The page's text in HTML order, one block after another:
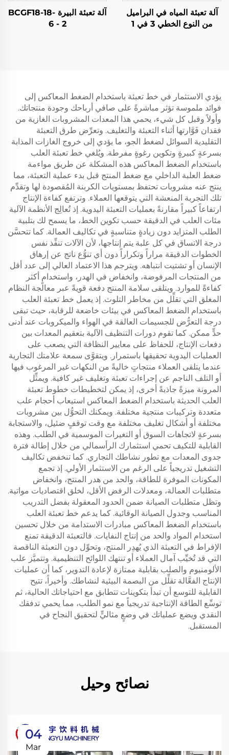
آلة تعبئة المياه في البراميل
من النوع الخطي 3 في 1
آلة تعبئة البيرة BCGF18-18-
6 - 2
يؤدي الاستثمار في خط تعبئة باستخدام الضغط المعاكس إلى
فوائد ملموسة تؤثر مباشرةً على صافي أرباحك وجودة منتجاتك.
وأولاً وقبل كل شيء، يحمي هذا المعدات المشروبات الغازية من
فقدان فَوَّارتها أثناء التعبئة والتغليف. وتعرِّض طرق التعبئة
التقليدية السوائل لضغط الجو، ما يؤدي إلى خروج الغازات المذابة
بسرعةٍ كبيرةٍ وتكوين رغوةٍ مفرطة. ويُلغي خط تعبئة العلب
باستخدام الضغط المعاكس هذه المشكلة عن طريق مواءمة
ضغط العلبة الداخلي مع ضغط المنتج قبل بدء عملية التعبئة، مما
ينتج عنه مشروبات تحتفظ بمستويات الكربنة المُقصودة لها وتقدِّم
تلك التجربة المنعشة التي يتوقعها العملاء. وترتفع كفاءة الإنتاج
ارتفاعاً كبيراً مقارنةً بعمليات التعبئة اليدوية. إذ تُعالِج الأنظمة الآلية
مئات العلب في الدقيقة حسب تكوين الخط، ما يسمح لك بتلبية
الطلب المتزايد دون زيادةٍ متناسبةٍ في تكاليف العمالة. كما تتحسَّن
درجة الاتساق في كل علبة يتم إنتاجها، لأن الآلات تنفِّذ نفس
الخطوات الدقيقة مراراً وتكراراً دون أي تنوُّع ناتج عن إرهاق
الإنسان أو تشتيت انتباهه. ويترجم هذا الاعتماد العالي إلى عدد أقل
من المنتجات المرفوضة، وانخفاض في الهدر، واستخدامٍ أكثر
كفاءةً للموارد. ويتلقى سلامة المنتج دفعة قويةً عبر معالجة النظام
المغلق التي تقلِّل من مخاطر التلوث. إذ يعمل خط تعبئة العلب
باستخدام الضغط المعاكس في بيئات خاضعة للرقابة، حيث تبقى
درجة التعرُّض للجسيمات العالقة في الهواء والميكروبات عند أدنى
حدٍّ ممكن. كما تقوم دورات التنظيف الآلية بتعقيم المعدات بين
دفعات الإنتاج، للحفاظ على معايير النظافة التي يصعب على
العمليات اليدوية تحقيقها باستمرار. ويتقوَّى سمعة علامتك التجارية
عندما يتلقى العملاء منتجاتٍ خاليةً من النكهات غير المرغوب فيها
أو التلف الناجم عن إجراءات تعبئة وتغليف غير كافية. ويمثِّل
المرونة ميزةً جاذبةً أخرى، إذ يمكن لتخطيطات خطوط تعبئة
العلب الحديثة باستخدام الضغط المعاكس استيعاب أحجام علب
متعددة وتركيبات منتجية مختلفة. ويمكنك التحوُّل بين مشروبات
مختلفة أو أشكال تغليف مختلفة مع وقت توقفٍ ضئيل، والاستجابة
بسرعةٍ لاتجاهات السوق أو التغيرات الموسمية في الطلب. وهذه
القابلية للتكيف تحمي استثمارك الرأسمالي من خلال إطالة فترة
جدوى المعدات مع تطور نشاطك التجاري. كما تنخفض تكاليف
التشغيل تدريجياً على الرغم من الاستثمار الأولي. إذ تجمع
المكونات الموفرة للطاقة، والحد من هدر المنتج، وانخفاض
متطلبات العمالة، ومعدلات الرفض الأقل، لخلق اقتصاديات مواتية.
وتظل متطلبات الصيانة ضمن الحدود المعقولة بفضل التدريب
المناسب وجدول الصيانة الوقائية. كما يدعم خط تعبئة العلب
باستخدام الضغط المعاكس مبادرات الاستدامة من خلال تحسين
استخدام المواد والحد من إنتاج النفايات. فالتعبئة الدقيقة تمنع
الإفراط في التعبئة الذي يُهدِر المنتج، وتحوِّل دون التعبئة الناقصة
التي قد تُخيِّب آمال العملاء أو تنتهك اللوائح التنظيمية. وتتميَّز علب
الألومنيوم والصلب بقابلية ممتازة لإعادة التدوير، كما أن عمليات
الإنتاج الفعَّالة تقلِّل من البصمة البيئية لنشاطك. وأخيراً، تتيح
القابلية للتوسع أن تبدأ بتكوينات تتطابق مع احتياجاتك الحالية، ثم
توسِّع الطاقة الإنتاجية تدريجياً مع نمو الطلب، مما يحمي تدفقك
النقدي ويضع عملياتك في وضعٍ مثاليٍّ لتحقيق النجاح في
المستقبل.
نصائح وحيل
04
Mar